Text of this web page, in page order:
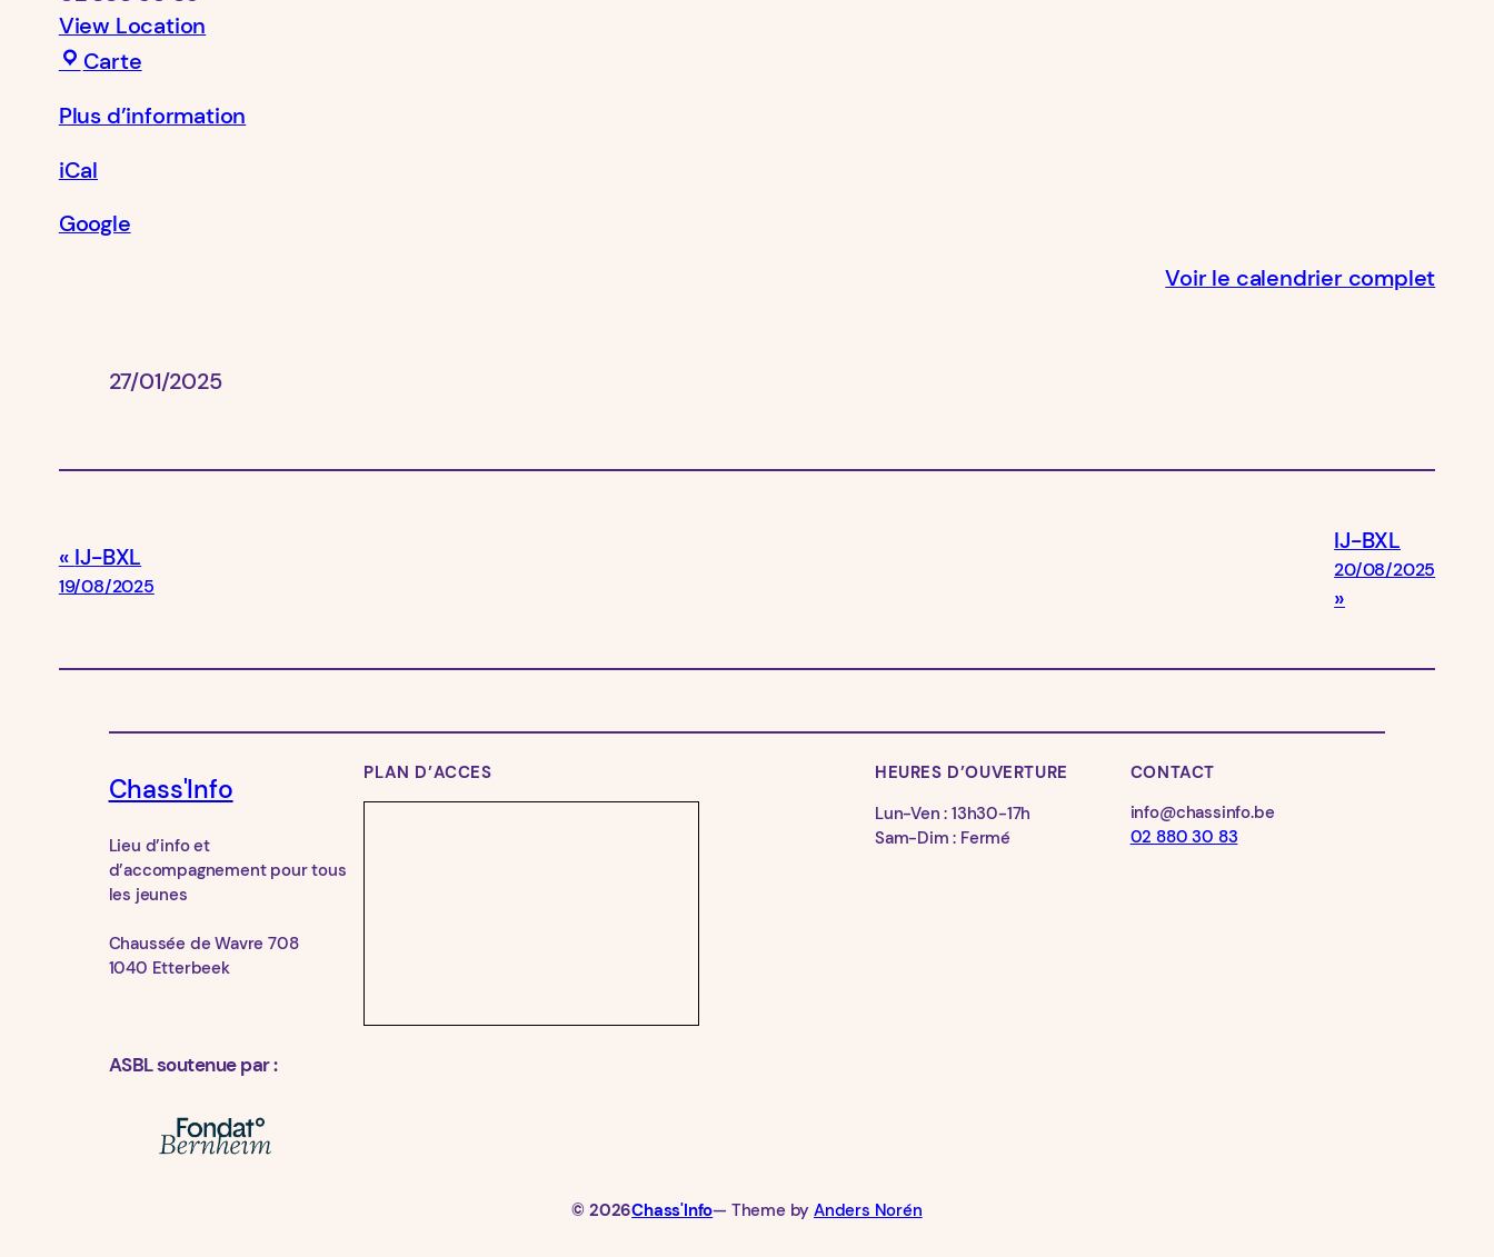
View Location
CarteChass’Info
Plus d’information
iCal
Google
Voir le calendrier complet
27/01/2025
IJ-BXL
19/08/2025
IJ-BXL
20/08/2025
Chass'Info
Lieu d’info et
d’accompagnement pour tous
les jeunes
Chaussée de Wavre 708
1040 Etterbeek
PLAN D’ACCES
HEURES D’OUVERTURE
Lun-Ven : 13h30-17h
Sam-Dim : Fermé
CONTACT
info@chassinfo.be
02 880 30 83
ASBL soutenue par :
© 2026Chass'Info— Theme byAnders Norén